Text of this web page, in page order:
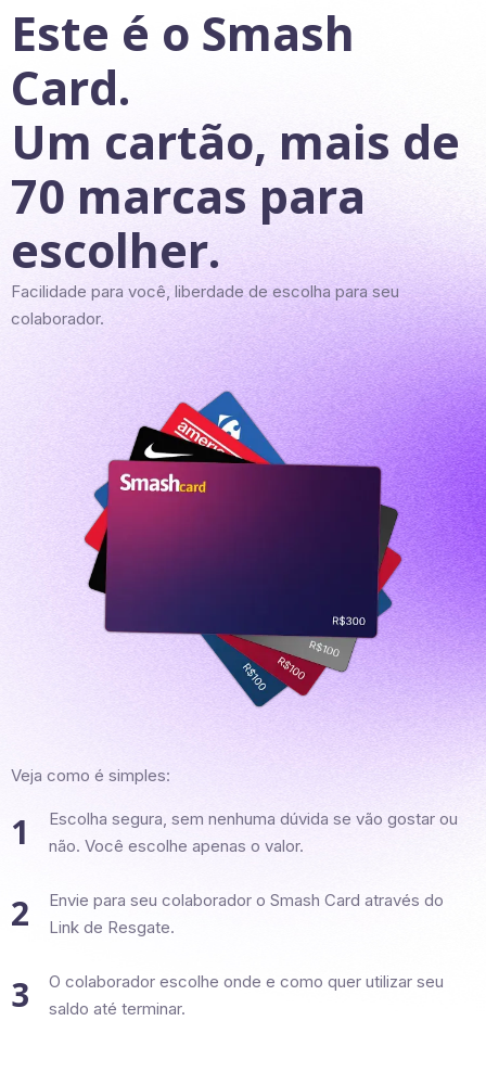
Este é o Smash
Card.
Um cartão, mais de
70 marcas para
escolher.
Facilidade para você, liberdade de escolha para seu
colaborador.
Veja como é simples:
O colaborador escolhe onde e como quer utilizar seu
saldo até terminar.
Envie para seu colaborador o Smash Card através do
Link de Resgate.
Escolha segura, sem nenhuma dúvida se vão gostar ou
não. Você escolhe apenas o valor.
1
2
3